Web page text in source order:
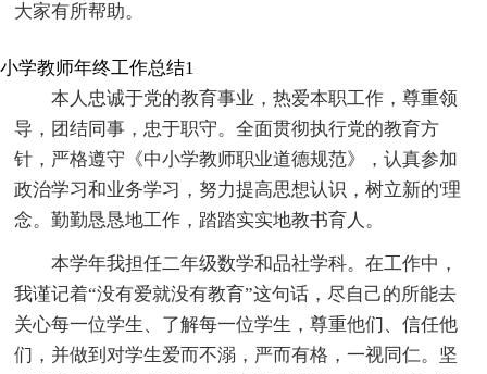
大家有所帮助。
小学教师年终工作总结1
本人忠诚于党的教育事业，热爱本职工作，尊重领
导，团结同事，忠于职守。全面贯彻执行党的教育方
针，严格遵守《中小学教师职业道德规范》，认真参加
政治学习和业务学习，努力提高思想认识，树立新的'理
念。勤勤恳恳地工作，踏踏实实地教书育人。
本学年我担任二年级数学和品社学科。在工作中，
我谨记着“没有爱就没有教育”这句话，尽自己的所能去
关心每一位学生、了解每一位学生，尊重他们、信任他
们，并做到对学生爱而不溺，严而有格，一视同仁。坚